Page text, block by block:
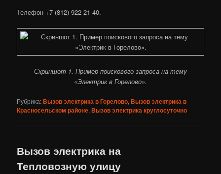
Телефон +7 (812) 922 21 40.
Скриншот 1. Пример поискового запроса на тему
«Электрик в Горелово».
Рубрика:Вызов электрика в Горелово,Вызов электрика в
Красносельском районе,Вызов электрика круглосуточно
Вызов электрика на
Тепловозную улицу